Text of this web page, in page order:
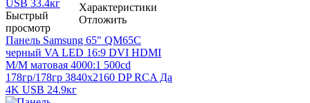
Быстрый
просмотр
Характеристики
Отложить
Панель Samsung 65" QM65C
черный VA LED 16:9 DVI HDMI
M/M матовая 4000:1 500cd
178гр/178гр 3840x2160 DP RCA Да
4K USB 24.9кг